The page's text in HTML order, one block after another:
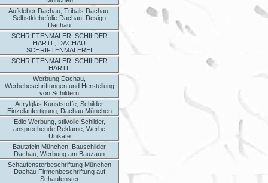
Aufkleber Dachau, Tribals Dachau,
Selbstklebefolie Dachau, Design
Dachau
SCHRIFTENMALER, SCHILDER
HARTL, DACHAU
SCHRIFTENMALEREI
SCHRIFTENMALER, SCHILDER
HARTL
Werbung Dachau,
Werbebeschriftungen und Herstellung
von Schildern
Acrylglas Kunststoffe, Schilder
Einzelanfertigung, Dachau München
Edle Werbung, stilvolle Schilder,
ansprechende Reklame, Werbe
Unikate
Bautafeln München, Bauschilder
Dachau, Werbung am Bauzaun
Schaufensterbeschriftung München
Dachau Firmenbeschriftung auf
Schaufenster